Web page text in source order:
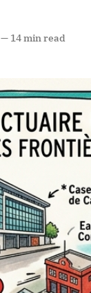
—14 min read